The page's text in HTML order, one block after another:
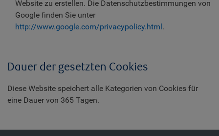
Website zu erstellen. Die Datenschutzbestimmungen von
Google finden Sie unter
http://www.google.com/privacypolicy.html.
Dauer der gesetzten Cookies
Diese Website speichert alle Kategorien von Cookies für
eine Dauer von 365 Tagen.